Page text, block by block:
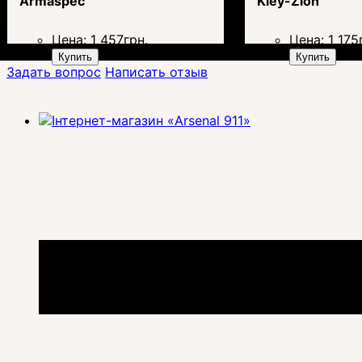
Цена: 1 457грн.
Купить
Цена: 1 175
Купить
Задать вопрос Написать отзыв